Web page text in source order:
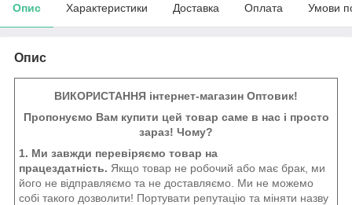
Опис Характеристики Доставка Оплата Умови
Опис
ВИКОРИСТАННЯ інтернет-магазин Оптовик!
Пропонуємо Вам купити цей товар саме в нас і просто
зараз! Чому?
1. Ми завжди перевіряємо товар на
працездатність. Якщо товар не робочий або має брак, ми
його не відправляємо та не доставляємо. Ми не можемо
собі такого дозволити! Портувати репутацію та міняти назву